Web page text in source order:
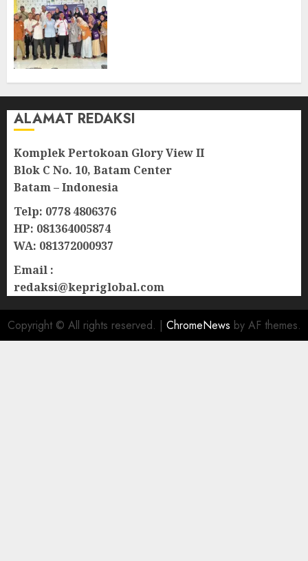
08/08/2026 0
ALAMAT REDAKSI
Komplek Pertokoan Glory View II
Blok C No. 10, Batam Center
Batam – Indonesia
Telp: 0778 4806376
HP: 081364005874
WA: 081372000937
Email :
redaksi@kepriglobal.com
Copyright © All rights reserved. | ChromeNews by AF themes.